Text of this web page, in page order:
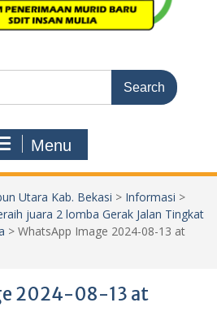
Menu
Utara Kab. Bekasi > Informasi >
juara 2 lomba Gerak Jalan Tingkat
> WhatsApp Image 2024-08-13 at
2024-08-13 at